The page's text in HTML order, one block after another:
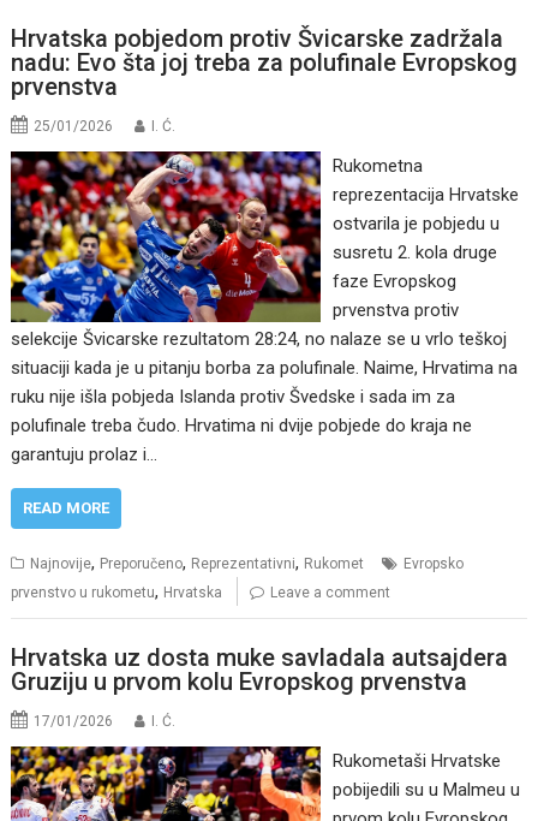
Hrvatska pobjedom protiv Švicarske zadržala
nadu: Evo šta joj treba za polufinale Evropskog
prvenstva
25/01/2026 I. Ć.
Rukometna
reprezentacija Hrvatske
ostvarila je pobjedu u
susretu 2. kola druge
faze Evropskog
prvenstva protiv
selekcije Švicarske rezultatom 28:24, no nalaze se u vrlo teškoj
situaciji kada je u pitanju borba za polufinale. Naime, Hrvatima na
ruku nije išla pobjeda Islanda protiv Švedske i sada im za
polufinale treba čudo. Hrvatima ni dvije pobjede do kraja ne
garantuju prolaz i…
READ MORE
Najnovije, Preporučeno, Reprezentativni, Rukomet
Evropsko
prvenstvo u rukometu, Hrvatska Leave a comment
Hrvatska uz dosta muke savladala autsajdera
Gruziju u prvom kolu Evropskog prvenstva
17/01/2026 I. Ć.
Rukometaši Hrvatske
pobijedili su u Malmeu u